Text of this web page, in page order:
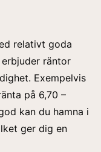
relativt goda
räntor
Exempelvis
på 6,70 –
kan du hamna i
ger dig en